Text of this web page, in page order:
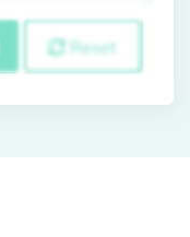
Reset